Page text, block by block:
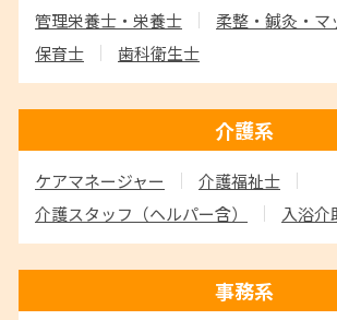
管理栄養士・栄養士
柔整・鍼灸・マ
保育士
歯科衛生士
介護系
ケアマネージャー
介護福祉士
介護スタッフ （ヘルパー含） 入浴介
事務系